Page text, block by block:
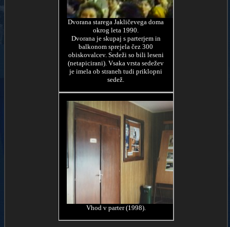
Dvorana starega Jakličevega doma
okrog leta 1990.
Dvorana je skupaj s parterjem in
balkonom sprejela čez 300
obiskovalcev. Sedeži so bili leseni
(netapicirani). Vsaka vrsta sedežev
je imela ob straneh tudi priklopni
sedež.
Vhod v parter (1998).